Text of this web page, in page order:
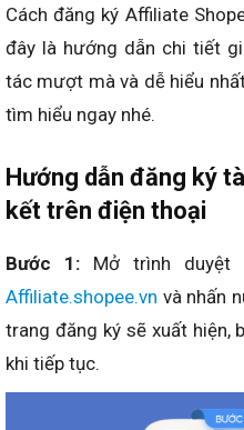
Cách đăng ký Affiliate
đây là hướng dẫn chi tiết
tác mượt mà và dễ hiểu
tìm hiểu ngay nhé.
Hướng dẫn đăng ký
kết trên điện thoại
Bước 1: Mở trình duyệt
Affiliate.shopee.vn và nhấn
trang đăng ký sẽ xuất hiện,
khi tiếp tục.